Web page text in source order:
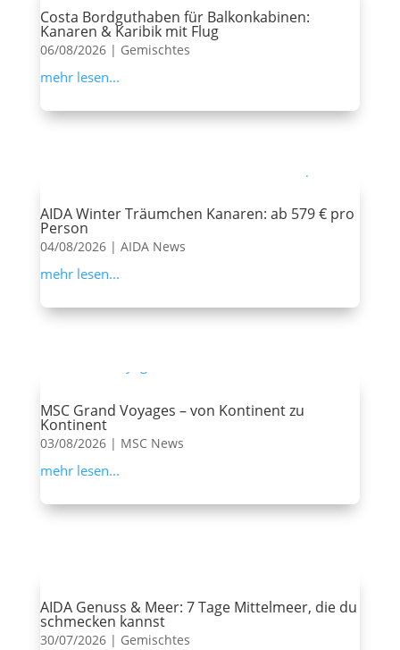
Costa Bordguthaben für Balkonkabinen:
Kanaren & Karibik mit Flug
06/08/2026| Gemischtes
mehr lesen...
AIDA Winter Träumchen Kanaren: ab 579 € pro
Person
04/08/2026| AIDA News
mehr lesen...
MSC Grand Voyages – von Kontinent zu
Kontinent
03/08/2026| MSC News
mehr lesen...
AIDA Genuss & Meer: 7 Tage Mittelmeer, die du
schmecken kannst
30/07/2026| Gemischtes